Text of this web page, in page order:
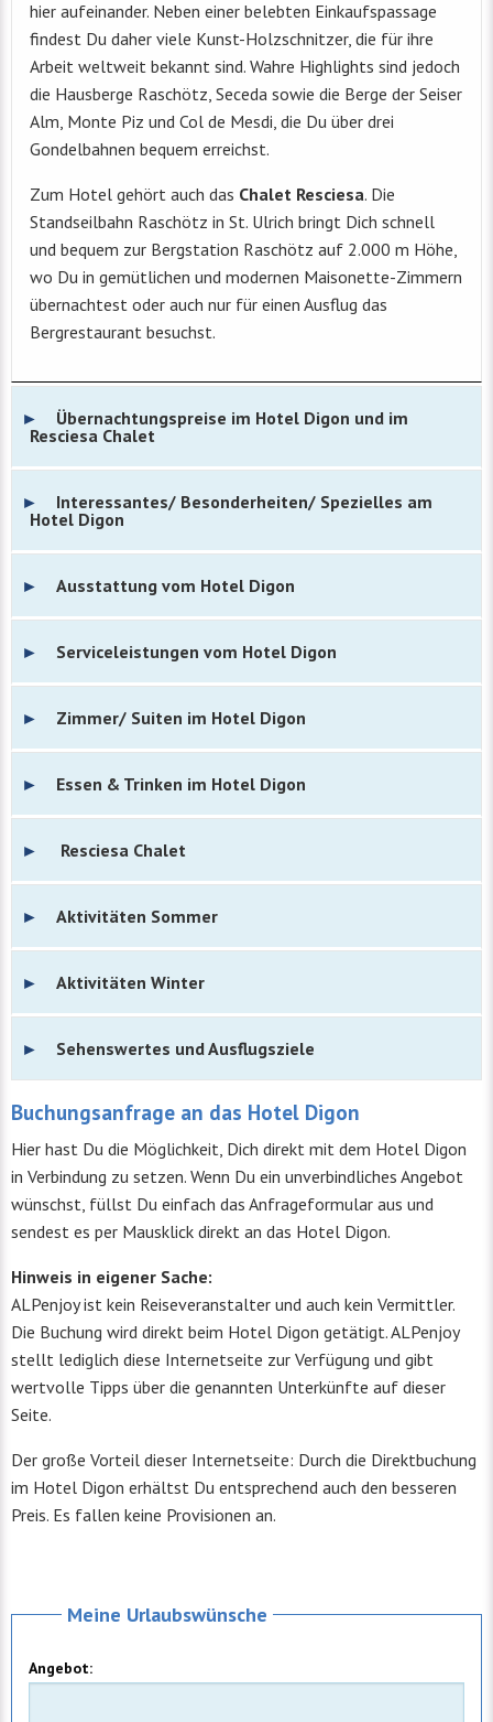
hier aufeinander. Neben einer belebten Einkaufspassage
findest Du daher viele Kunst-Holzschnitzer, die für ihre
Arbeit weltweit bekannt sind. Wahre Highlights sind jedoch
die Hausberge Raschötz, Seceda sowie die Berge der Seiser
Alm, Monte Piz und Col de Mesdi, die Du über drei
Gondelbahnen bequem erreichst.
Zum Hotel gehört auch das Chalet Resciesa. Die
Standseilbahn Raschötz in St. Ulrich bringt Dich schnell
und bequem zur Bergstation Raschötz auf 2.000 m Höhe,
wo Du in gemütlichen und modernen Maisonette-Zimmern
übernachtest oder auch nur für einen Ausflug das
Bergrestaurant besuchst.
Übernachtungspreise im Hotel Digon und im
Resciesa Chalet
Interessantes/ Besonderheiten/ Spezielles am
Hotel Digon
Ausstattung vom Hotel Digon
Serviceleistungen vom Hotel Digon
Zimmer/ Suiten im Hotel Digon
Essen & Trinken im Hotel Digon
Resciesa Chalet
Aktivitäten Sommer
Aktivitäten Winter
Sehenswertes und Ausflugsziele
Buchungsanfrage an das Hotel Digon
Hier hast Du die Möglichkeit, Dich direkt mit dem Hotel Digon
in Verbindung zu setzen. Wenn Du ein unverbindliches Angebot
wünschst, füllst Du einfach das Anfrageformular aus und
sendest es per Mausklick direkt an das Hotel Digon.
Hinweis in eigener Sache:
ALPenjoy ist kein Reiseveranstalter und auch kein Vermittler.
Die Buchung wird direkt beim Hotel Digon getätigt. ALPenjoy
stellt lediglich diese Internetseite zur Verfügung und gibt
wertvolle Tipps über die genannten Unterkünfte auf dieser
Seite.
Der große Vorteil dieser Internetseite: Durch die Direktbuchung
im Hotel Digon erhältst Du entsprechend auch den besseren
Preis. Es fallen keine Provisionen an.
Meine Urlaubswünsche
Angebot: